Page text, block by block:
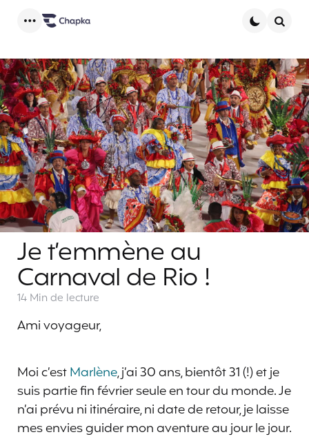
Je t’emmène au
Carnaval de Rio !
14 Min de lecture
Ami voyageur,
Moi c’estMarlène, j’ai 30 ans, bientôt 31 (!) et je
suis partie fin février seule en tour du monde. Je
n’ai prévu ni itinéraire, ni date de retour, je laisse
mes envies guider mon aventure au jour le jour.